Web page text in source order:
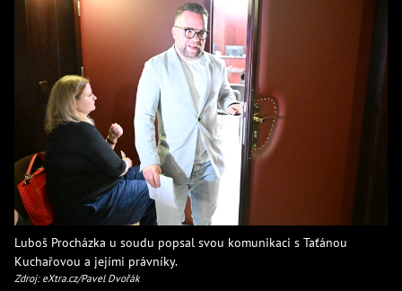
Luboš Procházka u soudu popsal svou komunikaci s Taťánou
Kuchařovou a jejími právníky.
Zdroj: eXtra.cz/Pavel Dvořák